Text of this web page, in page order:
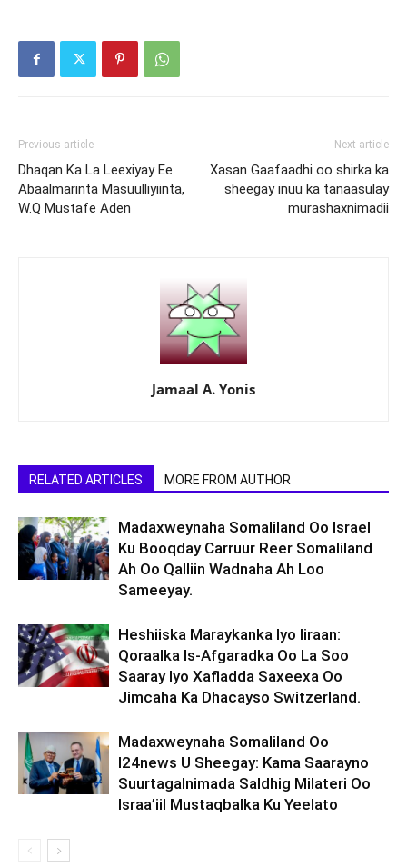
Previous article
Dhaqan Ka La Leexiyay Ee
Abaalmarinta Masuulliyiinta,
W.Q Mustafe Aden
Next article
Xasan Gaafaadhi oo shirka ka
sheegay inuu ka tanaasulay
murashaxnimadii
Jamaal A. Yonis
RELATED ARTICLES MORE FROM AUTHOR
Madaxweynaha Somaliland Oo Israel
Ku Booqday Carruur Reer Somaliland
Ah Oo Qalliin Wadnaha Ah Loo
Sameeyay.
Heshiiska Maraykanka Iyo Iiraan:
Qoraalka Is-Afgaradka Oo La Soo
Saaray Iyo Xafladda Saxeexa Oo
Jimcaha Ka Dhacayso Switzerland.
Madaxweynaha Somaliland Oo
I24news U Sheegay: Kama Saarayno
Suurtagalnimada Saldhig Milateri Oo
Israa’iil Mustaqbalka Ku Yeelato